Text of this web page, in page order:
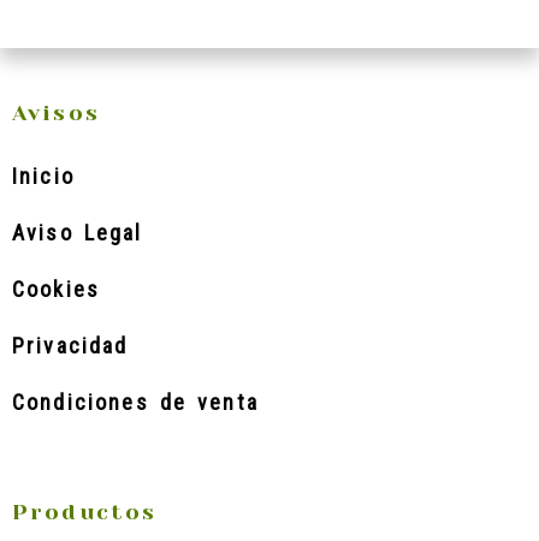
Avisos
Inicio
Aviso Legal
Cookies
Privacidad
Condiciones de venta
Productos